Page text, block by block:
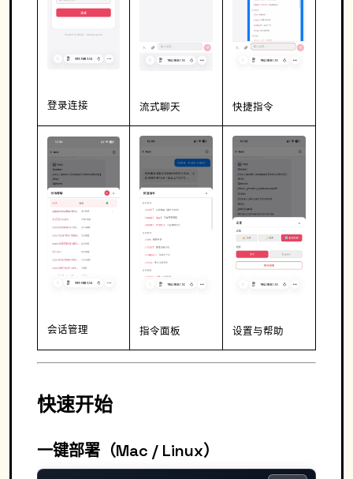
登录连接 流式聊天 快捷指令
会话管理 指令面板 设置与帮助
快速开始
一键部署（Mac / Linux）